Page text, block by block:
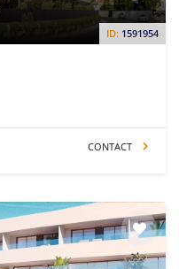
ID: 1591954
CONTACT